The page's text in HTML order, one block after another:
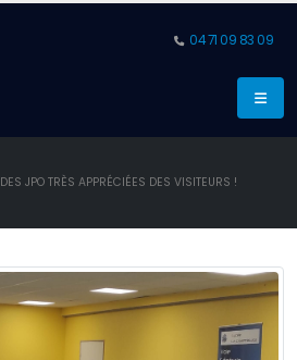
04 71 09 83 09
DES JPO TRÈS APPRÉCIÉES DES VISITEURS !